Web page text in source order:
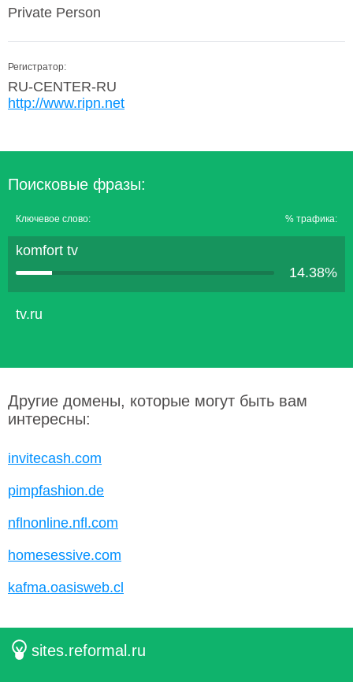
Private Person
Регистратор:
RU-CENTER-RU
http://www.ripn.net
Поисковые фразы:
Ключевое слово: % трафика:
komfort tv
14.38%
tv.ru
Другие домены, которые могут быть вам
интересны:
invitecash.com
pimpfashion.de
nflnonline.nfl.com
homesessive.com
kafma.oasisweb.cl
sites.reformal.ru